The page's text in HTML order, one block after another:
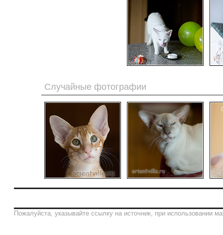
Случайные фотографии
Пожалуйста, указывайте ссылку на источник, при использовании